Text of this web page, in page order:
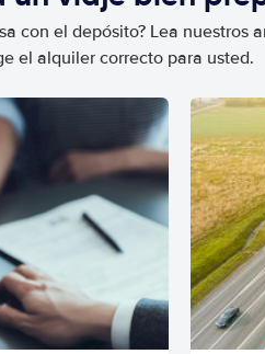
con el depósito? Lea nuestros
el alquiler correcto para usted.